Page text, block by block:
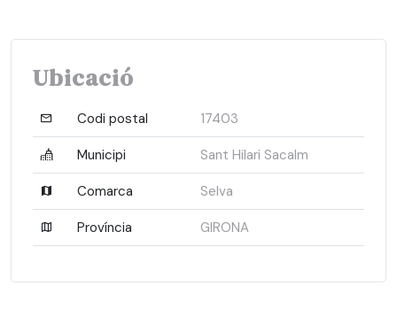
Ubicació
Codi postal 17403
Municipi Sant Hilari Sacalm
Comarca Selva
Província GIRONA